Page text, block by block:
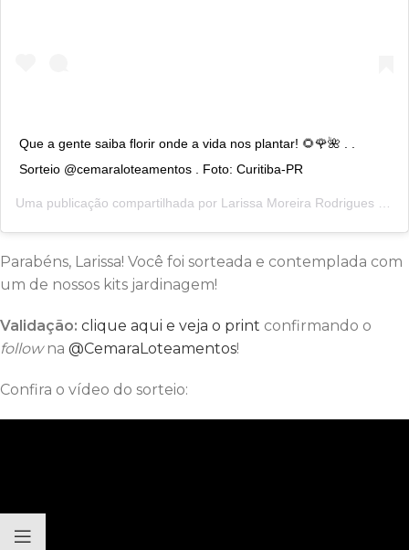
Que a gente saiba florir onde a vida nos plantar! 🌻🌹🌺 . .
Sorteio @cemaraloteamentos . Foto: Curitiba-PR
Uma publicação compartilhada por Larissa Moreira Rodrigues
Parabéns, Larissa! Você foi sorteada e contemplada com
um de nossos kits jardinagem!
Validação: clique aqui e veja o print confirmando o
followna @CemaraLoteamentos!
Confira o vídeo do sorteio: